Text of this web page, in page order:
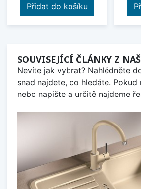
Přidat do košíku
SOUVISEJÍCÍ ČLÁNKY Z
Nevíte jak vybrat? Nahlédněte
snad najdete, co hledáte. Pokud
nebo napište a určitě najdeme